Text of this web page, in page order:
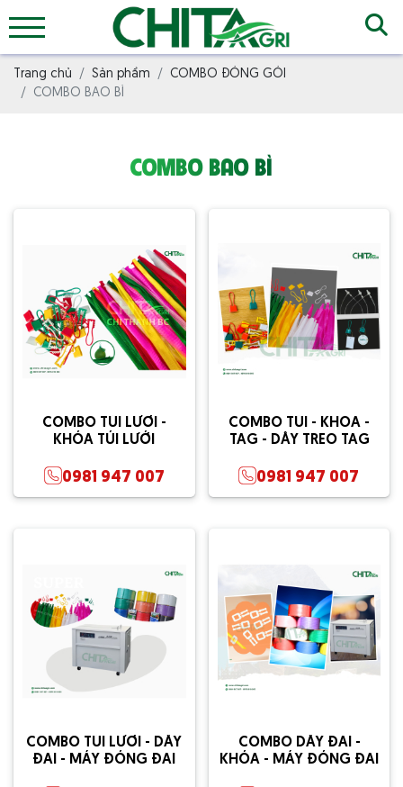
Trang chủ Sản phẩm
COMBO ĐÓNG GÓI
COMBO BAO BÌ
COMBO BAO BÌ
COMBO TÚI LƯỚI -
KHÓA TÚI LƯỚI
0981 947 007
COMBO TÚI - KHÓA -
TAG - DÂY TREO TAG
0981 947 007
COMBO TÚI LƯỚI - DÂY
ĐAI - MÁY ĐÓNG ĐAI
COMBO DÂY ĐAI -
KHÓA - MÁY ĐÓNG ĐAI